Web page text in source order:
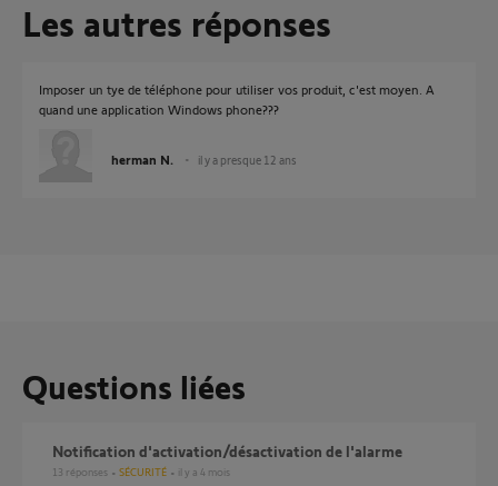
Les autres réponses
Imposer un tye de téléphone pour utiliser vos produit, c'est moyen. A
quand une application Windows phone???
herman N. il y a presque 12 ans
Questions liées
Notification d'activation/désactivation de l'alarme
13 réponses SÉCURITÉ il y a 4 mois